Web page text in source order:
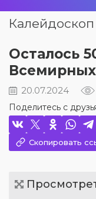
Осталось
20.07.2024
Поделитесь с
Скопировать